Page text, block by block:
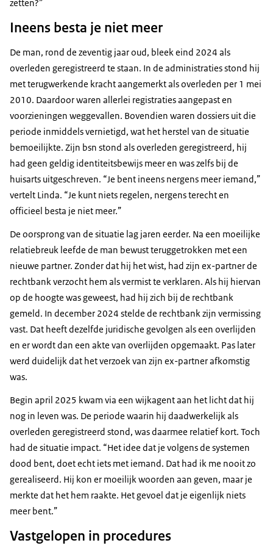
zetten?”
Ineens besta je niet meer
De man, rond de zeventig jaar oud, bleek eind 2024 als
overleden geregistreerd te staan. In de administraties stond hij
met terugwerkende kracht aangemerkt als overleden per 1 mei
2010. Daardoor waren allerlei registraties aangepast en
voorzieningen weggevallen. Bovendien waren dossiers uit die
periode inmiddels vernietigd, wat het herstel van de situatie
bemoeilijkte. Zijn bsn stond als overleden geregistreerd, hij
had geen geldig identiteitsbewijs meer en was zelfs bij de
huisarts uitgeschreven. “Je bent ineens nergens meer iemand,”
vertelt Linda. “Je kunt niets regelen, nergens terecht en
officieel besta je niet meer.”
De oorsprong van de situatie lag jaren eerder. Na een moeilijke
relatiebreuk leefde de man bewust teruggetrokken met een
nieuwe partner. Zonder dat hij het wist, had zijn ex-partner de
rechtbank verzocht hem als vermist te verklaren. Als hij hiervan
op de hoogte was geweest, had hij zich bij de rechtbank
gemeld. In december 2024 stelde de rechtbank zijn vermissing
vast. Dat heeft dezelfde juridische gevolgen als een overlijden
en er wordt dan een akte van overlijden opgemaakt. Pas later
werd duidelijk dat het verzoek van zijn ex-partner afkomstig
was.
Begin april 2025 kwam via een wijkagent aan het licht dat hij
nog in leven was. De periode waarin hij daadwerkelijk als
overleden geregistreerd stond, was daarmee relatief kort. Toch
had de situatie impact. “Het idee dat je volgens de systemen
dood bent, doet echt iets met iemand. Dat had ik me nooit zo
gerealiseerd. Hij kon er moeilijk woorden aan geven, maar je
merkte dat het hem raakte. Het gevoel dat je eigenlijk niets
meer bent.”
Vastgelopen in procedures